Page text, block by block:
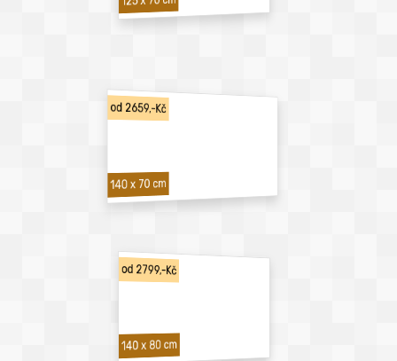
od 2659,-Kč
140 x 70 cm
od 2799,-Kč
140 x 80 cm